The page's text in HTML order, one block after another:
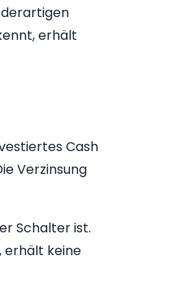
erhält
Cash
Verzinsung
Schalter ist.
erhält keine